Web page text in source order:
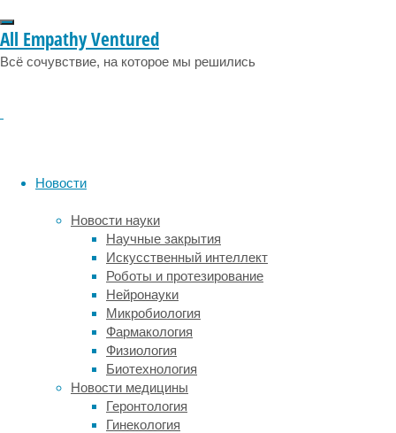
All Empathy Ventured
Всё сочувствие, на которое мы решились
Новости
Новости науки
Научные закрытия
Искусственный интеллект
Роботы и протезирование
Нейронауки
Микробиология
Фармакология
Физиология
Биотехнология
Новости медицины
Геронтология
Гинекология
многие
другие.
которых
напрямую
связан
продолжительностью
жизни
авторы
исследования
также